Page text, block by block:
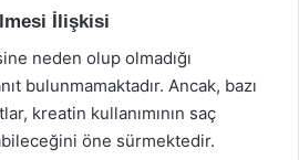
İlişkisi
neden olup olmadığı
bulunmamaktadır. Ancak, bazı
kreatin kullanımının saç
öne sürmektedir.